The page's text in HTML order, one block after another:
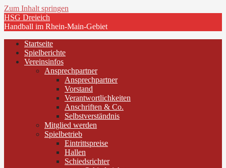
Zum Inhalt springen
HSG Dreieich
Handball im Rhein-Main-Gebiet
Startseite
Spielberichte
Vereinsinfos
Ansprechpartner
Ansprechpartner
Vorstand
Verantwortlichkeiten
Anschriften & Co.
Selbstverständnis
Mitglied werden
Spielbetrieb
Eintrittspreise
Hallen
Schiedsrichter